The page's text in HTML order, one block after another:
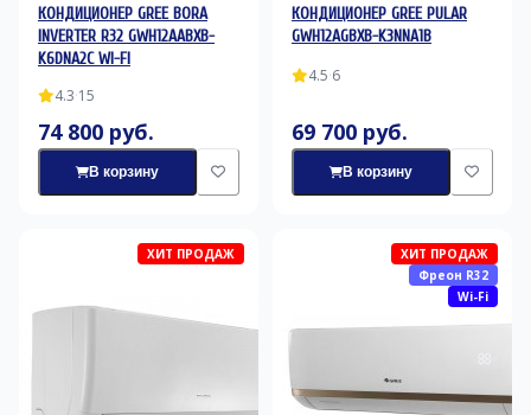
КОНДИЦИОНЕР GREE BORA
INVERTER R32 GWH12AABXB-
K6DNA2C WI-FI
4.3·15
74 800 руб.
В корзину
КОНДИЦИОНЕР GREE PULAR
GWH12AGBXB-K3NNA1B
4.5·6
69 700 руб.
В корзину
ХИТ ПРОДАЖ
ХИТ ПРОДАЖ
Фреон R32
Wi-Fi